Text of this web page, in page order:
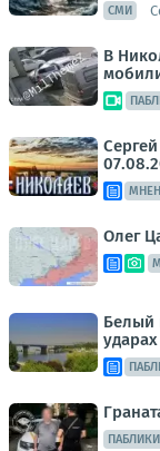
СМИ
В
Олег
Белый
ПАБЛИКИ